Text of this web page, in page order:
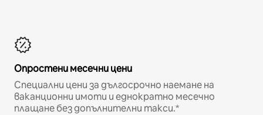
Опростени месечни цени
Специални цени за дългосрочно наемане на
ваканционни имоти и еднократно месечно
плащане без допълнителни такси.*